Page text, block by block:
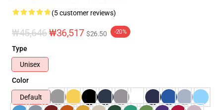
(5 customer reviews)
₩45,646₩36,517 $26.50 -20%
Type
Unisex
Color
Default